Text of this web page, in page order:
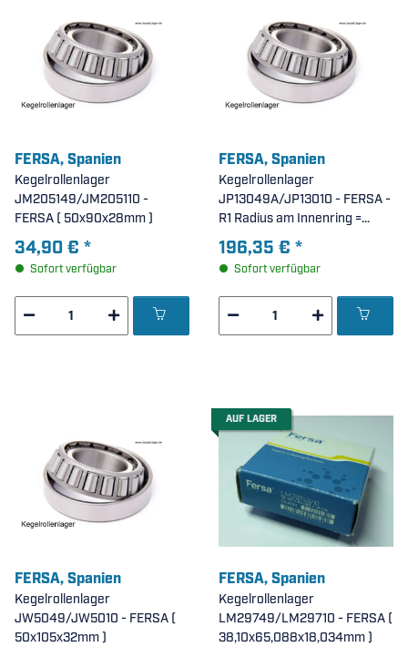
FERSA, Spanien
Kegelrollenlager
JM205149/JM205110 -
FERSA ( 50x90x28mm )
34,90 € *
Sofort verfügbar
FERSA, Spanien
Kegelrollenlager
JP13049A/JP13010 - FERSA -
R1 Radius am Innenring =
6mm ( 130x185x29mm )
196,35 € *
Sofort verfügbar
FERSA, Spanien
Kegelrollenlager
JW5049/JW5010 - FERSA (
50x105x32mm )
AUF LAGER
FERSA, Spanien
Kegelrollenlager
LM29749/LM29710 - FERSA (
38,10x65,088x18,034mm )